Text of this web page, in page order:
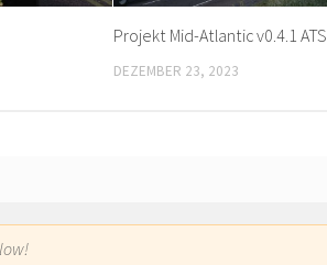
Projekt Mid-Atlantic v0.4.1 ATS
DEZEMBER 23, 2023